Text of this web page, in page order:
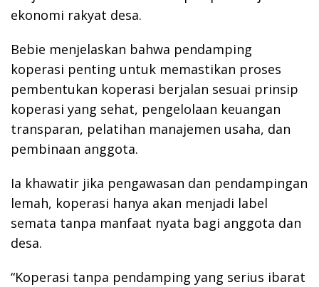
ekonomi rakyat desa.
Bebie menjelaskan bahwa pendamping
koperasi penting untuk memastikan proses
pembentukan koperasi berjalan sesuai prinsip
koperasi yang sehat, pengelolaan keuangan
transparan, pelatihan manajemen usaha, dan
pembinaan anggota.
Ia khawatir jika pengawasan dan pendampingan
lemah, koperasi hanya akan menjadi label
semata tanpa manfaat nyata bagi anggota dan
desa.
“Koperasi tanpa pendamping yang serius ibarat